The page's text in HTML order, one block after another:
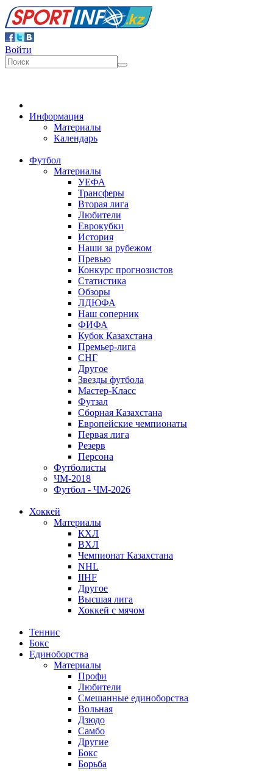
Войти
Информация
Материалы
Календарь
Футбол
Материалы
УЕФА
Трансферы
Вторая лига
Любители
Еврокубки
История
Наши за рубежом
Превью
Конкурс прогнозистов
Статистика
Обзоры
ЛДЮФА
Наш соперник
ФИФА
Кубок Казахстана
Премьер-лига
СНГ
Другое
Звезды футбола
Мастер-Класс
Футзал
Сборная Казахстана
Европейские чемпионаты
Первая лига
Резерв
Персона
Футболисты
ЧМ-2018
Футбол - ЧМ-2026
Хоккей
Материалы
КХЛ
ВХЛ
Чемпионат Казахстана
NHL
IIHF
Другое
Высшая лига
Хоккей с мячом
Теннис
Бокс
Единоборства
Материалы
Профи
Любители
Смешанные единоборства
Вольная
Дзюдо
Самбо
Другие
Бокс
Борьба